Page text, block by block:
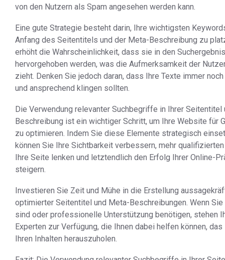
von den Nutzern als Spam angesehen werden kann.
Eine gute Strategie besteht darin, Ihre wichtigsten
Anfang des Seitentitels und der Meta-Beschreibung zu
erhöht die Wahrscheinlichkeit, dass sie in den
hervorgehoben werden, was die Aufmerksamkeit der
zieht. Denken Sie jedoch daran, dass Ihre Texte immer
und ansprechend klingen sollten.
Die Verwendung relevanter Suchbegriffe in Ihrer Seitentitel
Beschreibung ist ein wichtiger Schritt, um Ihre Website für
zu optimieren. Indem Sie diese Elemente strategisch
können Sie Ihre Sichtbarkeit verbessern, mehr
Ihre Seite lenken und letztendlich den Erfolg Ihrer Online-
steigern.
Investieren Sie Zeit und Mühe in die Erstellung
optimierter Seitentitel und Meta-Beschreibungen. Wenn Sie
sind oder professionelle Unterstützung benötigen, stehen
Experten zur Verfügung, die Ihnen dabei helfen können,
Ihren Inhalten herauszuholen.